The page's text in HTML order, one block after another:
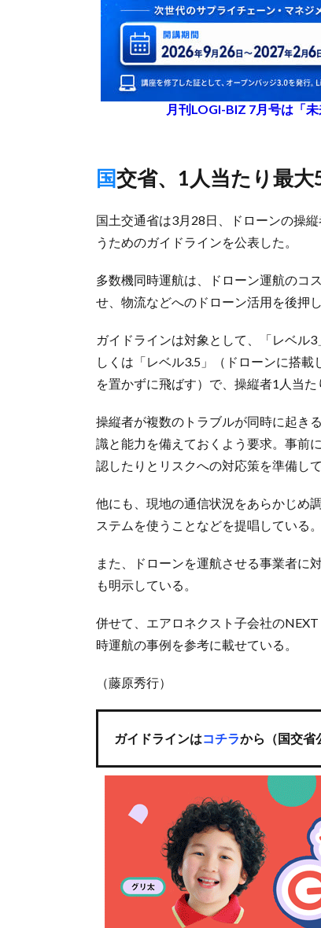
月刊LOGI-BIZ 7月号は「
国交省、1人当たり最
国土交通省は3月28日、ドローンの操
うためのガイドラインを公表した。
多数機同時運航は、ドローン運航のコ
せ、物流などへのドローン活用を後押
ガイドラインは対象として、「レベル
しくは「レベル3.5」（ドローンに搭
を置かずに飛ばす）で、操縦者1人当
操縦者が複数のトラブルが同時に起き
識と能力を備えておくよう要求。事前
認したりとリスクへの対応策を準備し
他にも、現地の通信状況をあらかじめ
ステムを使うことなどを提唱している。
また、ドローンを運航させる事業者に
も明示している。
併せて、エアロネクスト子会社の
時運航の事例を参考に載せている。
（藤原秀行）
ガイドラインはコチラから（国交省